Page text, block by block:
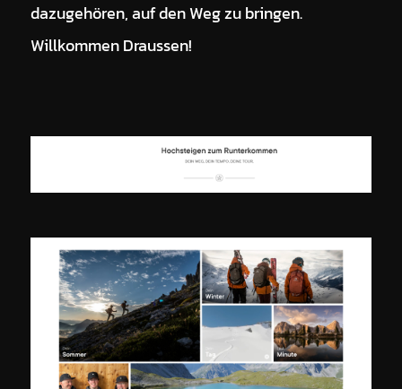
dazugehören, auf den Weg zu bringen.
Willkommen Draussen!